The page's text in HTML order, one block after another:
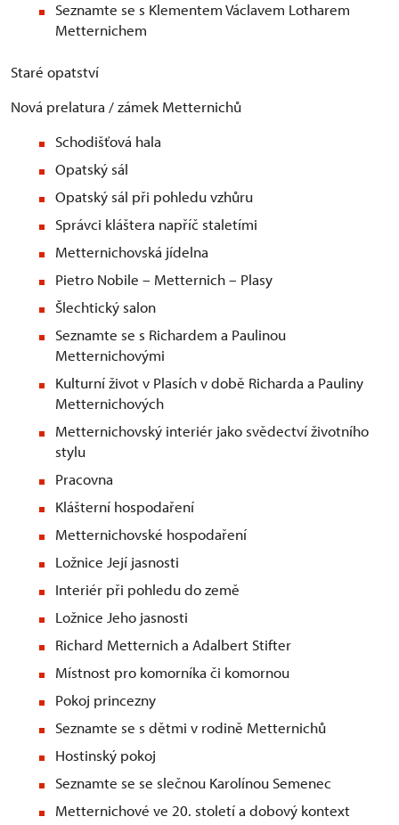
Seznamte se s Klementem Václavem Lotharem
Metternichem
Staré opatství
Nová prelatura / zámek Metternichů
Schodišťová hala
Opatský sál
Opatský sál při pohledu vzhůru
Správci kláštera napříč staletími
Metternichovská jídelna
Pietro Nobile – Metternich – Plasy
Šlechtický salon
Seznamte se s Richardem a Paulinou
Metternichovými
Kulturní život v Plasích v době Richarda a Pauliny
Metternichových
Metternichovský interiér jako svědectví životního
stylu
Pracovna
Klášterní hospodaření
Metternichovské hospodaření
Ložnice Její jasnosti
Interiér při pohledu do země
Ložnice Jeho jasnosti
Richard Metternich a Adalbert Stifter
Místnost pro komorníka či komornou
Pokoj princezny
Seznamte se s dětmi v rodině Metternichů
Hostinský pokoj
Seznamte se se slečnou Karolínou Semenec
Metternichové ve 20. století a dobový kontext